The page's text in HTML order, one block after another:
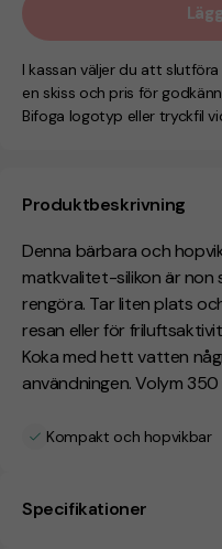
Produktbeskrivning
Denna bärbara och
matkvalitet-silikon är
rengöra. Tar liten plats
resan eller för
Koka med hett vatten
användningen. Volym 350
Kompakt och hopvikbar
Specifikationer
I kassan väljer du att
en skiss och pris för
Bifoga logotyp eller tryckfil